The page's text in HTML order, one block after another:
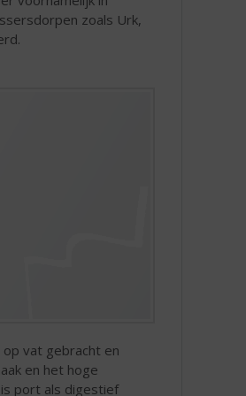
zoals Urk,
vat gebracht en
en het hoge
port als digestief